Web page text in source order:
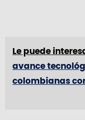
Le puede
avance
colombianas